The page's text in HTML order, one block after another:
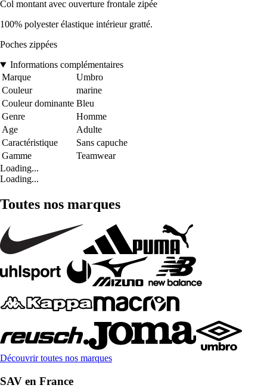
Col montant avec ouverture frontale zipée
100% polyester élastique intérieur gratté.
Poches zippées
Informations complémentaires
Marque
Umbro
Couleur
marine
Couleur dominante Bleu
Genre
Homme
Age
Adulte
Caractéristique
Sans capuche
Gamme
Teamwear
Loading...
Loading...
Toutes nos marques
Découvrir toutes nos marques
SAV en France